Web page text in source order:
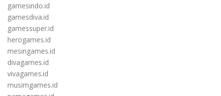
gamesindo.id
gamesdiva.id
gamessuper.id
herogames.id
mesingames.id
divagames.id
vivagames.id
musimgames.id